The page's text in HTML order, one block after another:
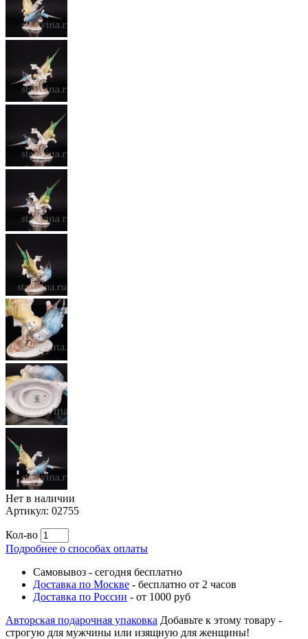
Нет в наличии
Артикул: 02755
Кол-во
Подробнее о способах оплаты
Самовывоз - сегодня бесплатно
Доставка по Москве - бесплатно от 2 часов
Доставка по России - от 1000 руб
Авторская подарочная упаковка Добавьте к этому товару -
строгую для мужчины или изящную для женщины!